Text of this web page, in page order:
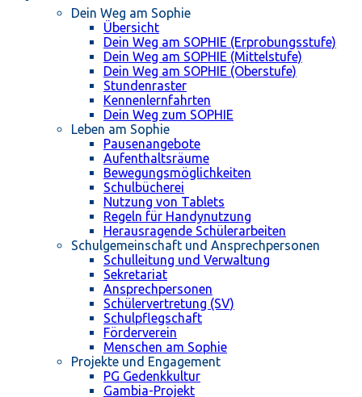
Dein Weg am Sophie
Übersicht
Dein Weg am SOPHIE (Erprobungsstufe)
Dein Weg am SOPHIE (Mittelstufe)
Dein Weg am SOPHIE (Oberstufe)
Stundenraster
Kennenlernfahrten
Dein Weg zum SOPHIE
Leben am Sophie
Pausenangebote
Aufenthaltsräume
Bewegungsmöglichkeiten
Schulbücherei
Nutzung von Tablets
Regeln für Handynutzung
Herausragende Schülerarbeiten
Schulgemeinschaft und Ansprechpersonen
Schulleitung und Verwaltung
Sekretariat
Ansprechpersonen
Schülervertretung (SV)
Schulpflegschaft
Förderverein
Menschen am Sophie
Projekte und Engagement
PG Gedenkkultur
Gambia-Projekt